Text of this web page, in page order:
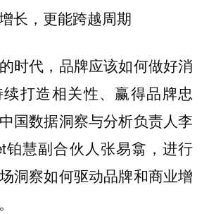
长，更能跨越周期
时代，品牌应该如何做好消
打造相关性、赢得品牌忠
国数据洞察与分析负责人李
铂慧副合伙人张易翕，进行
洞察如何驱动品牌和商业增